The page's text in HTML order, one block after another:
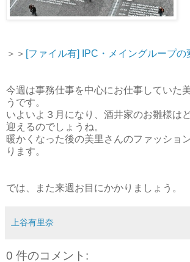
＞＞ [ファイル有] IPC・メイングループ
今週は事務仕事を中心にお仕事していた
うです。
いよいよ３月になり、酒井家のお雛様は
迎えるのでしょうね。
暖かくなった後の美里さんのファッショ
ります。
では、また来週お目にかかりましょう。
上谷有里奈
0 件のコメント: